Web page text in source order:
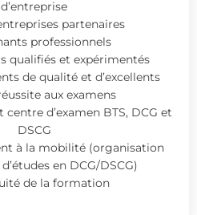
d’entreprise
partenaires
professionnels
qualifiés et expérimentés
de qualité et d’excellents
aux examens
centre d’examen BTS, DCG et
DSCG
à la mobilité (organisation
en DCG/DSCG)
de la formation